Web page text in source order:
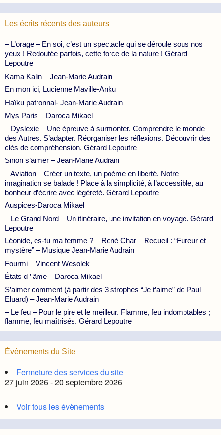
Les écrits récents des auteurs
– L’orage – En soi, c’est un spectacle qui se déroule sous nos
yeux ! Redoutée parfois, cette force de la nature ! Gérard
Lepoutre
Kama Kalin – Jean-Marie Audrain
En mon ici, Lucienne Maville-Anku
Haïku patronnal- Jean-Marie Audrain
Mys Paris – Daroca Mikael
– Dyslexie – Une épreuve à surmonter. Comprendre le monde
des Autres. S’adapter. Réorganiser les réflexions. Découvrir des
clés de compréhension. Gérard Lepoutre
Sinon s’aimer – Jean-Marie Audrain
– Aviation – Créer un texte, un poème en liberté. Notre
imagination se balade ! Place à la simplicité, à l’accessible, au
bonheur d’écrire avec légèreté. Gérard Lepoutre
Auspices-Daroca Mikael
– Le Grand Nord – Un itinéraire, une invitation en voyage. Gérard
Lepoutre
Léonide, es-tu ma femme ? – René Char – Recueil : “Fureur et
mystère” – Musique Jean-Marie Audrain
Fourmi – Vincent Wesolek
États d ’ âme – Daroca Mikael
S’aimer comment (à partir des 3 strophes “Je t’aime” de Paul
Eluard) – Jean-Marie Audrain
– Le feu – Pour le pire et le meilleur. Flamme, feu indomptables ;
flamme, feu maîtrisés. Gérard Lepoutre
Évènements du Site
Fermeture des services du site
27 juin 2026 - 20 septembre 2026
Voir tous les évènements